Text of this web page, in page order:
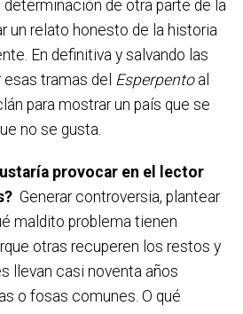
de otra parte de la
un relato honesto de la historia
En definitiva y salvando las
tramas del Esperpentoal
para mostrar un país que se
no se gusta.
provocar en el lector
Generar controversia, plantear
maldito problema tienen
otras recuperen los restos y
llevan casi noventa años
o fosas comunes. O qué